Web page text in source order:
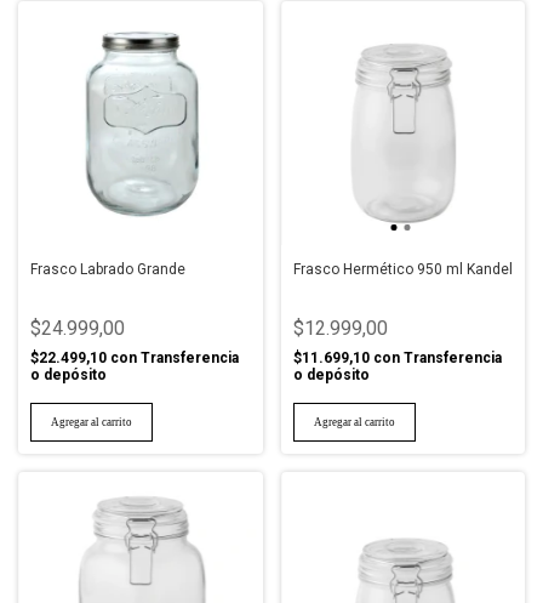
Frasco Labrado Grande
$24.999,00
$22.499,10 con Transferencia
o depósito
Frasco Hermético 950 ml Kandel
$12.999,00
$11.699,10 con Transferencia
o depósito